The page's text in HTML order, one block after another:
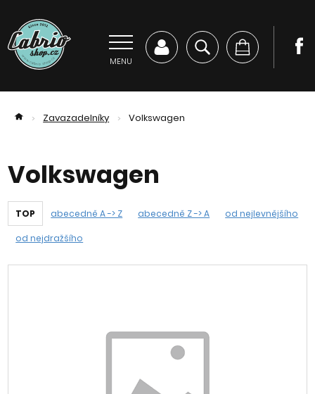
MENU
> Zavazadelníky > Volkswagen
Volkswagen
TOP abecedně A -> Z abecedně Z -> A od nejlevnějšího
od nejdražšího